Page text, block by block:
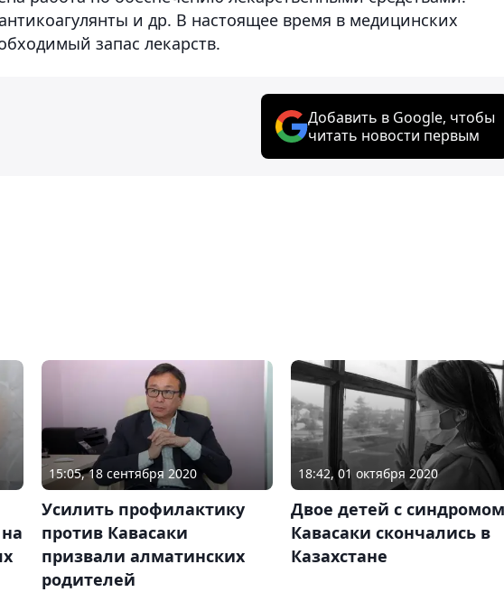
и др. В настоящее время в медицинских
запас лекарств.
Добавить в Google, чтобы
читать новости первым
15:05, 18 сентября 2020
Усилить профилактику
против Кавасаки
призвали алматинских
родителей
18:42, 01 октября 2020
Двое детей с синдромом
Кавасаки скончались в
Казахстане